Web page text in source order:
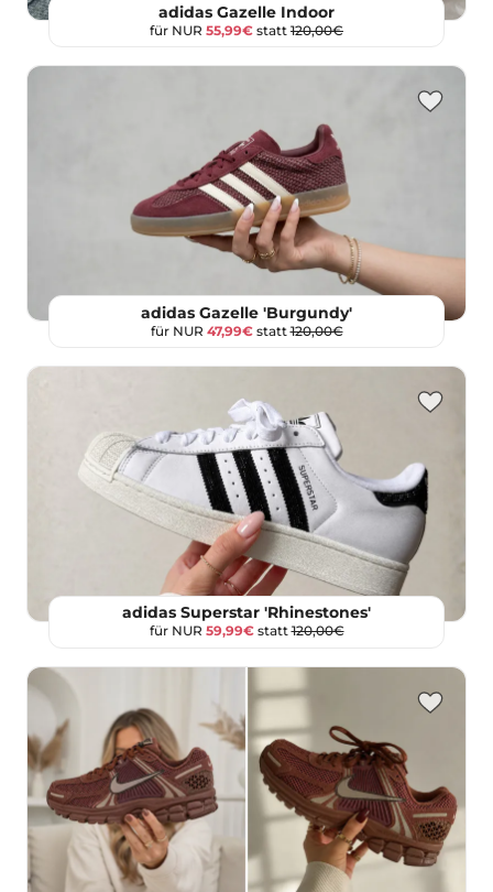
adidas Gazelle Indoor
für NUR 55,99€ statt 120,00€
adidas Gazelle 'Burgundy'
für NUR 47,99€statt120,00€
adidas Superstar 'Rhinestones'
für NUR 59,99€statt120,00€